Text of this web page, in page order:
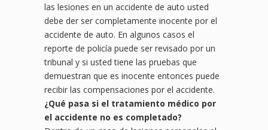
las lesiones en un accidente de auto usted
debe der ser completamente inocente por el
accidente de auto. En algunos casos el
reporte de policía puede ser revisado por un
tribunal y si usted tiene las pruebas que
demuestran que es inocente entonces puede
recibir las compensaciones por el accidente.
¿Qué pasa si el tratamiento médico por
el accidente no es completado?